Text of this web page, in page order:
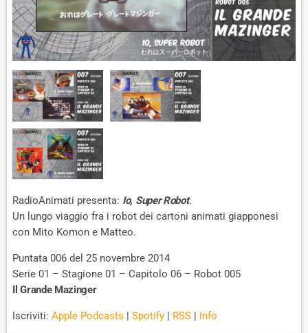
RadioAnimati presenta: Io, Super Robot.
Un lungo viaggio fra i robot dei cartoni animati giapponesi
con Mito Komon e Matteo.
Puntata 006 del 25 novembre 2014
Serie 01 – Stagione 01 – Capitolo 06 – Robot 005
Il Grande Mazinger
Iscriviti: Apple Podcasts | Spotify | RSS | Info